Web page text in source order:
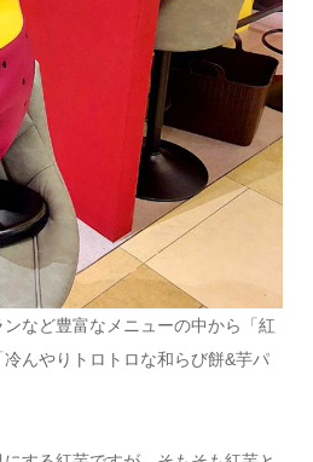
など豊富なメニューの中から「紅
んやりトロトロな和らび餅&芋パ